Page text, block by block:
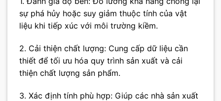
sự phá hủy hoặc suy giảm thuộc tính của vật
liệu khi tiếp xúc với môi trường kiềm.
2. Cải thiện chất lượng: Cung cấp dữ liệu cần
thiết để tối ưu hóa quy trình sản xuất và cải
thiện chất lượng sản phẩm.
3. Xác định tính phù hợp: Giúp các nhà sản xuất